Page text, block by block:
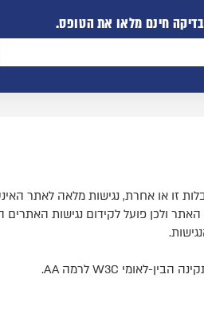
חינם מלאו את הטופס.
זו או אחרת, נגישות מלאה לאתר
האתר ולכן פועל לקידום נגישות האתרים